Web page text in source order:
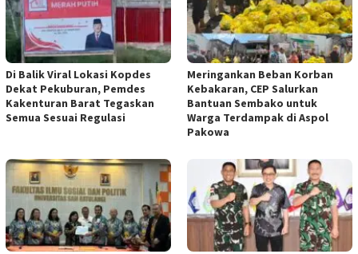
Di Balik Viral Lokasi Kopdes
Dekat Pekuburan, Pemdes
Kakenturan Barat Tegaskan
Semua Sesuai Regulasi
Meringankan Beban Korban
Kebakaran, CEP Salurkan
Bantuan Sembako untuk
Warga Terdampak di Aspol
Pakowa